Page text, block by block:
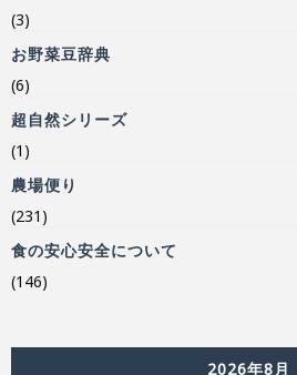
(3)
お野菜豆辞典
(6)
超自然シリーズ
(1)
農場便り
(231)
食の安心安全について
(146)
2026年8月